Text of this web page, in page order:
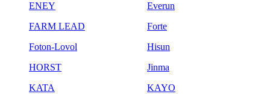
ENEY
Everun
FARM LEAD
Forte
Foton-Lovol
Hisun
HORST
Jinma
KATA
KAYO